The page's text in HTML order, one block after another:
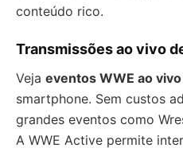
conteúdo rico.
Transmissões ao vivo
Veja eventos WWE ao vivo
smartphone. Sem custos
grandes eventos como
A WWE Active permite